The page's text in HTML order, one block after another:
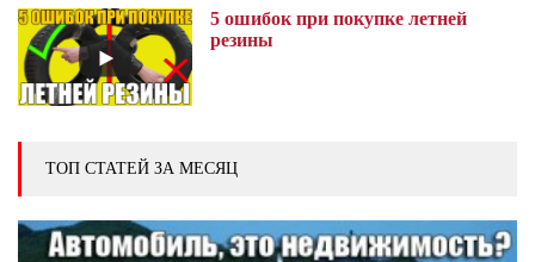
5 ошибок при покупке летней
резины
ТОП СТАТЕЙ ЗА МЕСЯЦ